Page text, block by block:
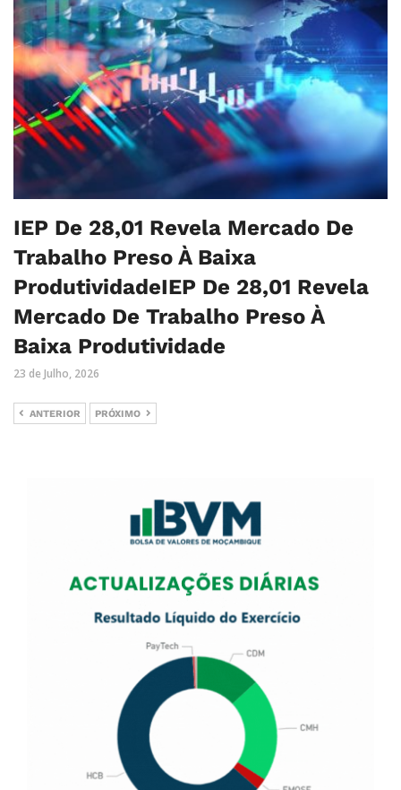
IEP De 28,01 Revela Mercado De
Trabalho Preso À Baixa
ProdutividadeIEP De 28,01 Revela
Mercado De Trabalho Preso À
Baixa Produtividade
23 de Julho, 2026
ANTERIOR PRÓXIMO